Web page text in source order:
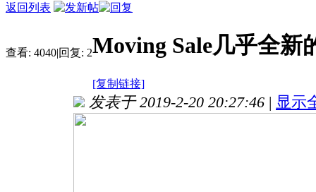
返回列表
查看: 4040|回复: 2Moving Sale几乎全新
[复制链接]
发表于 2019-2-20 20:27:46 | 显示